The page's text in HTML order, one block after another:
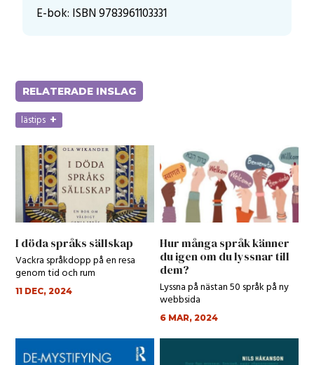
E-bok: ISBN9783961103331
RELATERADE INSLAG
lästips +
I döda språks sällskap
Vackra språkdopp på en resa
genom tid och rum
11 DEC, 2024
Hur många språk känner
du igen om du lyssnar till
dem?
Lyssna på nästan 50 språk på ny
webbsida
6 MAR, 2024